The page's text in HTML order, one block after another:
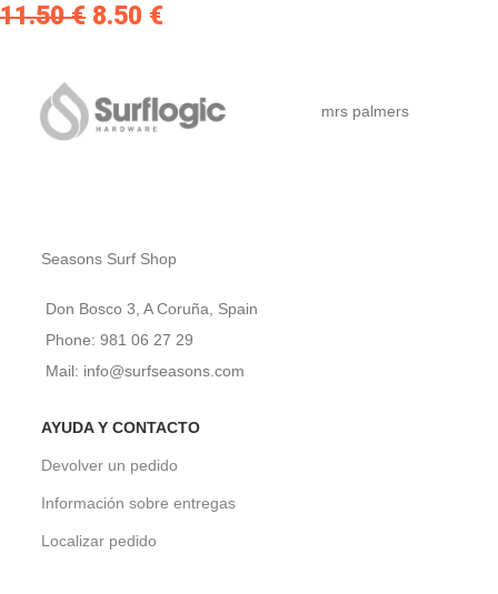
11.50€ 8.50 €
mrs palmers
Seasons Surf Shop
Don Bosco 3, A Coruña, Spain
Phone: 981 06 27 29
Mail: info@surfseasons.com
AYUDA Y CONTACTO
Devolver un pedido
Información sobre entregas
Localizar pedido